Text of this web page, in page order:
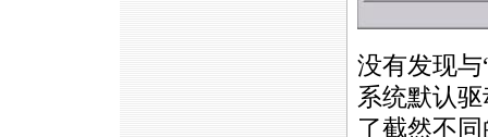
没有发现
系统默认
了截然不